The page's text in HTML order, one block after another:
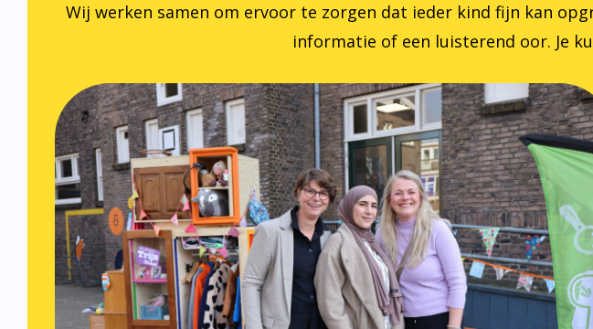
Wij werken samen om ervoor te zorgen dat ieder kind fijn kan
informatie of een luisterend oor. Je